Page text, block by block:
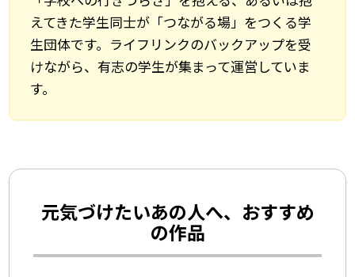
えてきた学生同士が「つながる場」をつくる学
生団体です。ライフリンクのバックアップを受
けながら、有志の学生が集まって運営していま
す。
元気づけたいあの人へ、おすすめ
の作品